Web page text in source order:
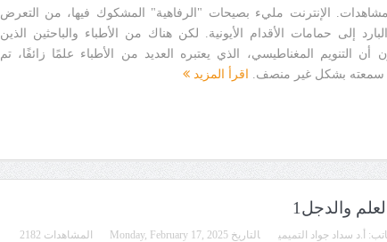
الإنترنت مليء بصيحات "الرفاهية" المشكوك فيها، من التعرض
إلى حمامات الأقدام الأيونية. لكن هناك من الأطباء والباحثين الذين
أن التنويم المغناطيسي، الذي يعتبره العديد من الأطباء علمًا زائفًا، تم
سمعته بشكل غير منصف.
اقرأ المزيد
والدجل1
أ.د سداد جواد التميمي التاريخMonday, February 17, 2025 المشاهدات 2182